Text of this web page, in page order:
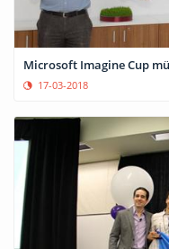
Microsoft Imagine Cup
17-03-2018